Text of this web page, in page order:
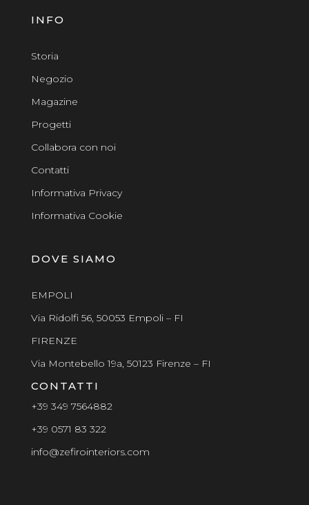
INFO
Storia
Negozio
Magazine
Progetti
Collabora con noi
Contatti
Informativa Privacy
Informativa Cookie
DOVE SIAMO
EMPOLI
Via Ridolfi 56, 50053 Empoli – FI
FIRENZE
Via Montebello 19a, 50123 Firenze – FI
CONTATTI
+39 349 7564882
+39 0571 83 322
info@zefirointeriors.com